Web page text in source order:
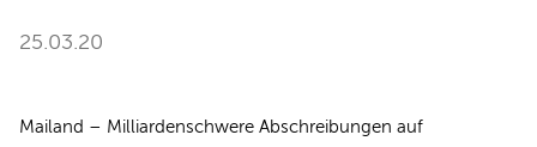
25.03.20
Mailand – Milliardenschwere Abschreibungen auf